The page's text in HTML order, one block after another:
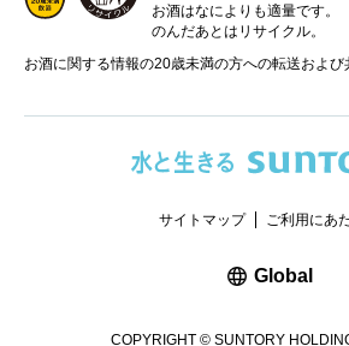
お酒はなによりも適量です。
のんだあとはリサイクル。
お酒に関する情報の20歳未満の方への転送および
COPYRIGHT © SUNTORY
サイトマップ ご利用にあ
Global新